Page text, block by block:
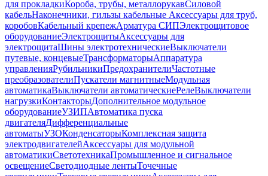
для прокладкиКороба, трубы, металлорукавСиловой
кабельНаконечники, гильзы кабельные Аксессуары для труб,
коробовКабельный крепежАрматура СИПЭлектрощитовое
оборудованиеЭлектрощитыАксессуары для
электрощитаШины электротехническиеВыключатели
путевые, концевыеТрансформаторыАппаратура
управленияРубильникиПредохранителиЧастотные
преобразователиПускатели магнитныеМодульная
автоматикаВыключатели автоматическиеРелеВыключатели
нагрузкиКонтакторыДополнительное модульное
оборудованиеУЗИПАвтоматика пуска
двигателяДифференциальные
автоматыУЗОКонденсаторыКомплексная защита
электродвигателейАксессуары для модульной
автоматикиСветотехникаПромышленное и сигнальное
освещениеСветодиодные лентыТочечные